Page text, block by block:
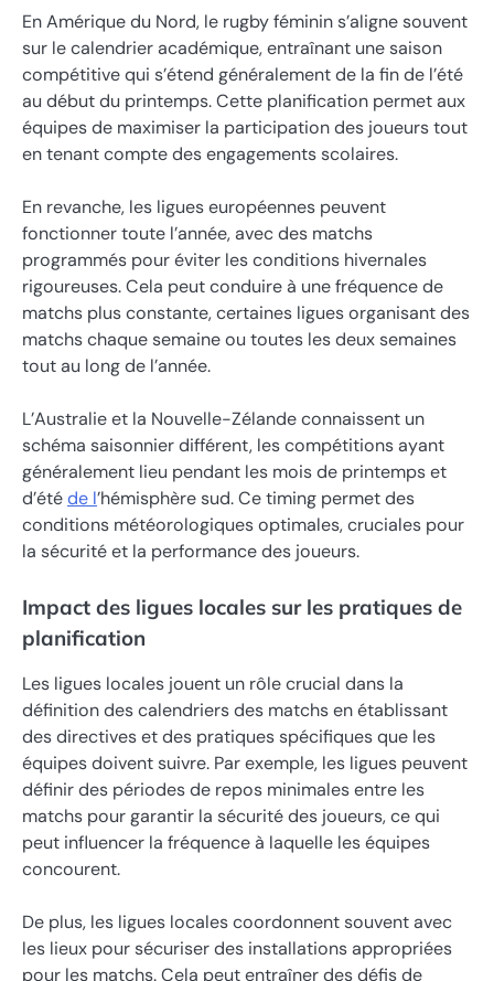
En Amérique du Nord, le rugby féminin s’aligne souvent
sur le calendrier académique, entraînant une saison
compétitive qui s’étend généralement de la fin de l’été
au début du printemps. Cette planification permet aux
équipes de maximiser la participation des joueurs tout
en tenant compte des engagements scolaires.
En revanche, les ligues européennes peuvent
fonctionner toute l’année, avec des matchs
programmés pour éviter les conditions hivernales
rigoureuses. Cela peut conduire à une fréquence de
matchs plus constante, certaines ligues organisant des
matchs chaque semaine ou toutes les deux semaines
tout au long de l’année.
L’Australie et la Nouvelle-Zélande connaissent un
schéma saisonnier différent, les compétitions ayant
généralement lieu pendant les mois de printemps et
d’étéde l’hémisphère sud. Ce timing permet des
conditions météorologiques optimales, cruciales pour
la sécurité et la performance des joueurs.
Impact des ligues locales sur les pratiques de
planification
Les ligues locales jouent un rôle crucial dans la
définition des calendriers des matchs en établissant
des directives et des pratiques spécifiques que les
équipes doivent suivre. Par exemple, les ligues peuvent
définir des périodes de repos minimales entre les
matchs pour garantir la sécurité des joueurs, ce qui
peut influencer la fréquence à laquelle les équipes
concourent.
De plus, les ligues locales coordonnent souvent avec
les lieux pour sécuriser des installations appropriées
pour les matchs. Cela peut entraîner des défis de